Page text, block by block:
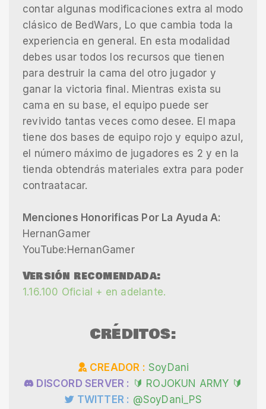
contar algunas modificaciones extra al modo
clásico de BedWars, Lo que cambia toda la
experiencia en general. En esta modalidad
debes usar todos los recursos que tienen
para destruir la cama del otro jugador y
ganar la victoria final. Mientras exista su
cama en su base, el equipo puede ser
revivido tantas veces como desee. El mapa
tiene dos bases de equipo rojo y equipo azul,
el número máximo de jugadores es 2 y en la
tienda obtendrás materiales extra para poder
contraatacar.
Menciones Honorificas Por La Ayuda A:
HernanGamer
YouTube:HernanGamer
Versión recomendada:
1.16.100 Oficial + en adelante.
CRÉDITOS:
CREADOR : SoyDani
DISCORD SERVER : 🔰 ROJOKUN ARMY 🔰
TWITTER : @SoyDani_PS